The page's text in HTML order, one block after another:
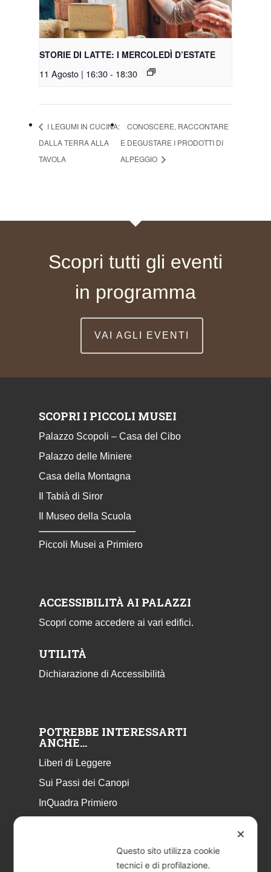
STORIE DI LATTE: I MERCOLEDÌ D’ESTATE
11 Agosto | 16:30- 18:30
I LEGUMI IN CUCINA:
DALLA TERRA ALLA
TAVOLA
CONOSCERE, RACCONTARE
E DEGUSTARE I PRODOTTI DI
ALPEGGIO
Scopri tutti gli eventi
in programma
VAI AGLI EVENTI
SCOPRI I PICCOLI MUSEI
Palazzo Scopoli – Casa del Cibo
Palazzo delle Miniere
Casa della Montagna
Il Tabià di Siror
Il Museo della Scuola
Piccoli Musei a Primiero
ACCESSIBILITÀ AI PALAZZI
Scopri come accedere ai vari edifici.
UTILITÀ
Dichiarazione di Accessibilità
POTREBBE INTERESSARTI
ANCHE…
Liberi di Leggere
Sui Passi dei Canopi
InQuadra Primiero
✕
Questo sito utilizza cookie
tecnici e di profilazione.